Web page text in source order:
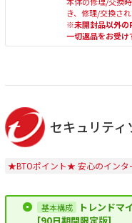
き、修理/交換さ
※未開封品以外の
一切返品をお受け
セキュリティ
★BTOポイント★ 安心のインタ
トレンドマ